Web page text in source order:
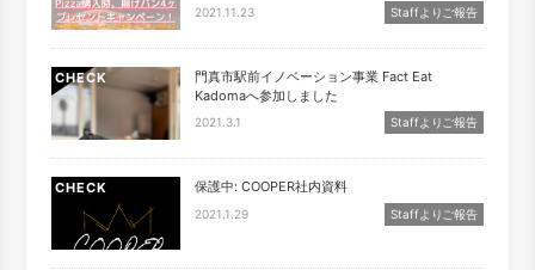
2021.11.23 Staffよりご報告
CHECK
門真市駅前イノベーション事業 Fact Eat
Kadomaへ参加しました
2021.3.1 Staffよりご報告
CHECK 保護中: COOPER社内資料
2021.1.29 Staffよりご報告